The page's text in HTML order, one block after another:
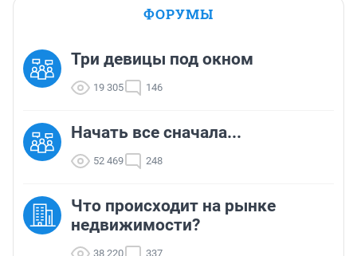
ФОРУМЫ
Три девицы под окном
19 305 146
Начать все сначала...
52 469 248
Что происходит на рынке
недвижимости?
38 220 337